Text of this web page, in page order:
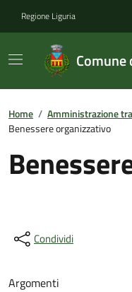
Regione Liguria
Home / Amministrazione
Benessere organizzativo
Condividi
Argomenti